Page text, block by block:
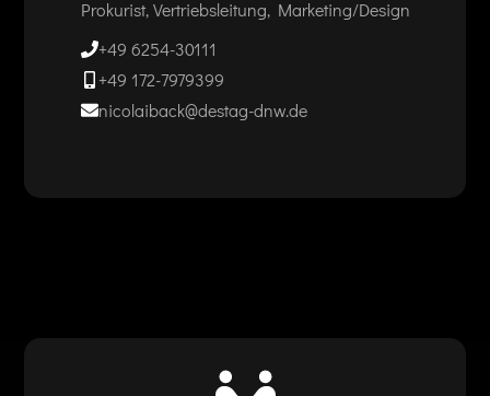
Prokurist, Vertriebsleitung, Marketing/Design
+49 6254-30111
+49 172-7979399
nicolaiback@destag-dnw.de